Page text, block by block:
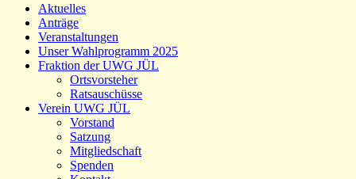
Aktuelles
Anträge
Veranstaltungen
Unser Wahlprogramm 2025
Fraktion der UWG JÜL
Ortsvorsteher
Ratsauschüsse
Verein UWG JÜL
Vorstand
Satzung
Mitgliedschaft
Spenden